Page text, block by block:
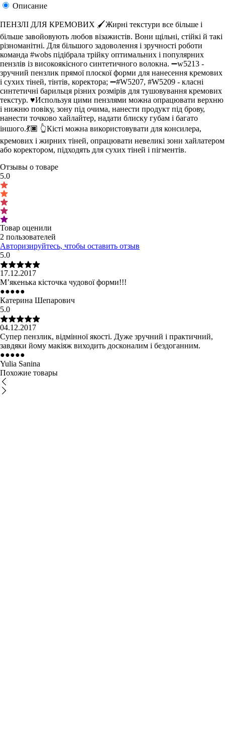
Описание
ПЕНЗЛІ ДЛЯ КРЕМОВИХ 🖌Жирні текстури все більше і
більше завойовують любов візажистів. Вони щільні, стійкі й такі
різноманітні. Для більшого задоволення і зручності роботи
команда #wobs підібрала трійку оптимальних і популярних
пензлів із високоякісного синтетичного волокна. ➖w5213 -
зручний пензлик прямої плоскої форми для нанесення кремових
і сухих тіней, тінтів, коректора; ➖#W5207, #W5209 - класні
синтетичні барильця різних розмірів для тушовування кремових
текстур. ♥️Используя цими пензлями можна опрацювати верхню
і нижню повіку, зону під очима, нанести продукт під брову,
нанести точково хайлайтер, надати блиску губам і багато
іншого.💃🏿 👆Кісті можна використовувати для консилера,
кремових і жирних тіней, опрацювати невеликі зони хайлатером
або коректором, підходять для сухих тіней і пігментів.
Отзывы о товаре
5.0
Товар оценили
2 пользователей
Авторизируйтесь, чтобы оставить отзыв
5.0
17.12.2017
М’якенька кісточка чудової форми!!!
●●●●●
Катерина Шепарович
5.0
04.12.2017
Супер пензлик, відмінної якості. Дуже зручний і практичний,
завдяки йому макіяж виходить досконалим і бездоганним.
●●●●●
Yulia Sanina
Похожие товары